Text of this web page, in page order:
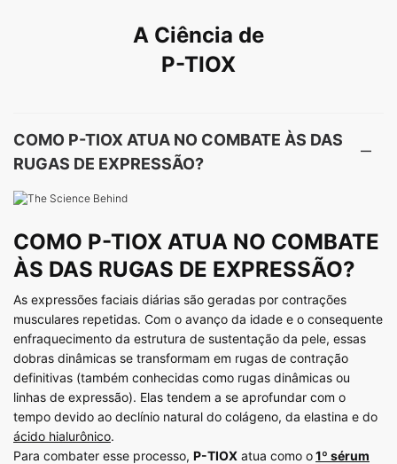
A Ciência de
P-TIOX
COMO P-TIOX ATUA NO COMBATE ÀS DAS
RUGAS DE EXPRESSÃO?
COMO P-TIOX ATUA NO COMBATE
ÀS DAS RUGAS DE EXPRESSÃO?
As expressões faciais diárias são geradas por contrações
musculares repetidas. Com o avanço da idade e o consequente
enfraquecimento da estrutura de sustentação da pele, essas
dobras dinâmicas se transformam em rugas de contração
definitivas (também conhecidas como rugas dinâmicas ou
linhas de expressão). Elas tendem a se aprofundar com o
tempo devido ao declínio natural do colágeno, da elastina e do
ácido hialurônico.
Para combater esse processo, P-TIOX atua como o1º sérum